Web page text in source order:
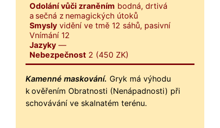
Odolání vůči zraněním bodná, drtivá
a sečná z nemagických útoků
Smysly vidění ve tmě 12 sáhů, pasivní
Vnímání 12
Jazyky —
Nebezpečnost 2 (450 ZK)
Kamenné maskování. Gryk má výhodu
k ověřením Obratnosti (Nenápadnosti) při
schovávání ve skalnatém terénu.